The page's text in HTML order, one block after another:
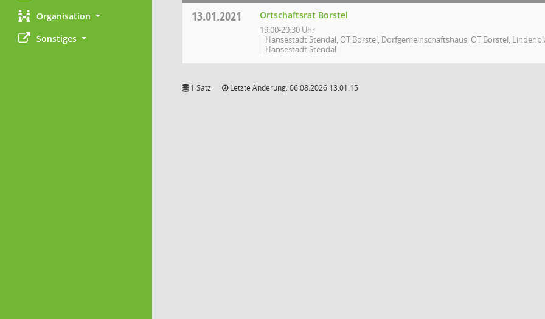
Organisation
Sonstiges
13.01.2021 Ortschaftsrat Borstel
19:00-20:30 Uhr
Hansestadt Stendal, OT Borstel, Dorfgemeinschaftshaus, OT Borstel,
Hansestadt Stendal
1 Satz Letzte Änderung: 06.08.2026 13:01:15